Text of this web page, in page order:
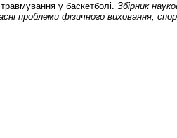
у баскетболі. Збірник
проблеми фізичного виховання,